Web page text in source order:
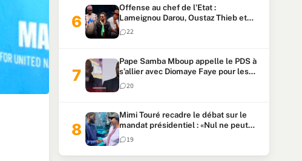
Offense au chef de l’Etat :
Lameignou Darou, Oustaz Thieb et
Ndiaye Touba lourdement
condamnés
22
Pape Samba Mboup appelle le PDS à
s’allier avec Diomaye Faye pour les
locales et tacle Sonko
20
Mimi Touré recadre le débat sur le
mandat présidentiel : «Nul ne peut
faire plus de deux mandats
consécutifs de 5 ans»
19